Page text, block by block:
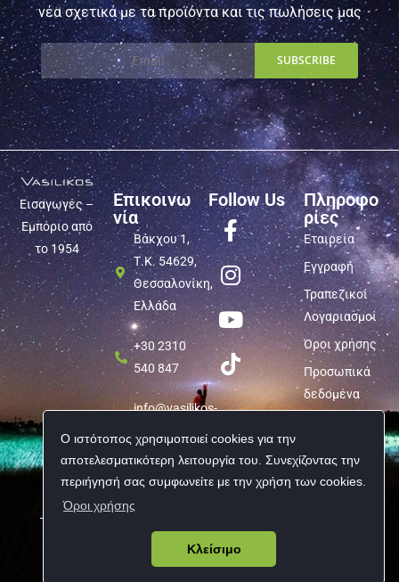
Ο ιστότοπος χρησιμοποιεί cookies για την
αποτελεσματικότερη λειτουργία του. Συνεχίζοντας την
περιήγησή σας συμφωνείτε με την χρήση των cookies.
Όροι χρήσης
Κλείσιμο
νέα σχετικά με τα προϊόντα και τις πωλήσεις μας
Εισαγωγές –
Εμπόριο από
το 1954
Επικοινω
νία
Βάκχου 1,
Τ.Κ. 54629,
Θεσσαλονίκη,
Ελλάδα
+30 2310
540 847
info@vasilikos-
Follow Us
Πληροφο
ρίες
Εταιρεία
Εγγραφή
Τραπεζικοί
Λογαριασμοί
Όροι χρήσης
Προσωπικά
δεδομένα
Copyright © 2026 Vasilikos Import | All rights reserved